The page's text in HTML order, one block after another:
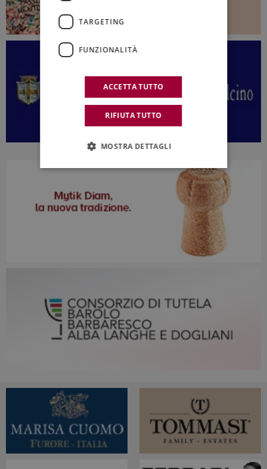
TARGETING
FUNZIONALITÀ
ACCETTA TUTTO
RIFIUTA TUTTO
MOSTRA DETTAGLI